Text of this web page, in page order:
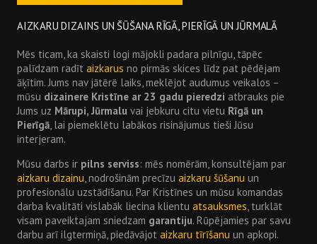
AIZKARU DIZAINS UN ŠŪŠANA RĪGĀ, PIERĪGĀ UN JŪRMALĀ
Mēs ticam, ka skaisti logi mājokli padara pilnīgu, tāpēc
palīdzam radītaizkarus no pirmās skices līdz pat pēdējam
āķītim. Jums nav jātērē laiks, meklējot audumus veikalos –
mūsu dizainere Kristīne ar 23 gadu pieredzi atbrauks pie
Jums uz Mārupi, Jūrmalu vai jebkuru citu vietu Rīgā un
Pierīgā, lai piemeklētu labākos risinājumus tieši Jūsu
interjeram.
Mūsu darbs ir pilns serviss: mēs nomērām, konsultējam par
aizkaru dizainu, nodrošinām precīzuaizkaru šūšanu un
profesionālu uzstādīšanu. Par Kristīnes un mūsu komandas
darba kvalitāti vislabāk liecina klientuatsauksmes, turklāt
visam paveiktajam sniedzam garantiju. Rūpējamies par savu
darbu arī ilgtermiņā, piedāvājotaizkaru tīrīšanu un apkopi.